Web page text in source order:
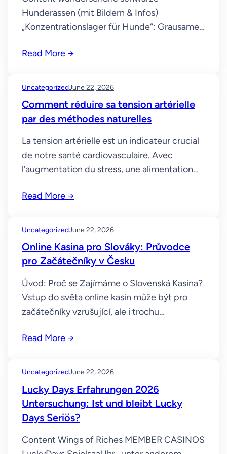
Hunderassen (mit Bildern & Infos)
„Konzentrationslager für Hunde“: Grausame
Deutschen American Cocker Spaniel Er zählt
und kommt auch oft im Grenzschutz und bei
Polizeiaufgaben zum Einsatz. Dafür sind sie
sehr treue und loyale schwarze Hunde
gegenüber ihrem Besitzer. Hierbei handelt es
sich um…
Read More →
UncategorizedJune 22, 2026
Comment réduire sa tension artérielle
par des méthodes naturelles
La tension artérielle est un indicateur crucial
de notre santé cardiovasculaire. Avec
l’augmentation du stress, une alimentation
de nombreuses personnes souffrent
méthodes naturelles pour aider à réduire la
tension artérielle sans recourir à des
médicaments. Voici quelques stratégies
efficaces. La créatine HCl est…
Read More →
UncategorizedJune 22, 2026
Online Kasina pro Slováky: Průvodce
pro Začátečníky v Česku
Úvod: Proč se Zajímáme o Slovenská Kasina?
Vstup do světa online kasin může být pro
začátečníky vzrušující, ale i trochu
o online hazard, se otevírá další zajímavá
primárně zaměřená na slovenský trh. Proč by
se měl český hráč zajímat o slovenské…
Read More →
UncategorizedJune 22, 2026
Lucky Days Erfahrungen 2026
Untersuchung: Ist und bleibt Lucky
Days Seriös?
Content Wings of Riches MEMBER CASINOS